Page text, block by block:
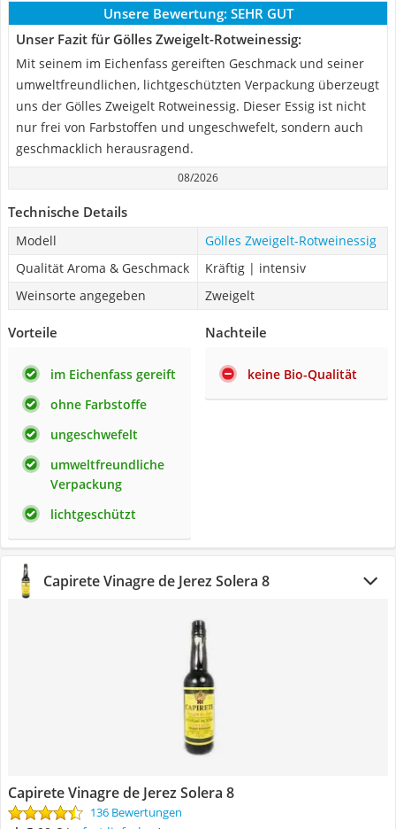
Unsere Bewertung: SEHR GUT
Unser Fazit für Gölles Zweigelt-Rotweinessig:
Mit seinem im Eichenfass gereiften Geschmack und seiner
umweltfreundlichen, lichtgeschützten Verpackung überzeugt
uns der Gölles Zweigelt Rotweinessig. Dieser Essig ist nicht
nur frei von Farbstoffen und ungeschwefelt, sondern auch
geschmacklich herausragend.
08/2026
Technische Details
Modell
Gölles Zweigelt-Rotweinessig
Qualität Aroma & Geschmack
Kräftig | intensiv
Weinsorte angegeben
Zweigelt
Vorteile
im Eichenfass gereift
ohne Farbstoffe
ungeschwefelt
umweltfreundliche
Verpackung
lichtgeschützt
Nachteile
keine Bio-Qualität
Capirete Vinagre de Jerez Solera 8
Capirete Vinagre de Jerez Solera 8
136 Bewertungen